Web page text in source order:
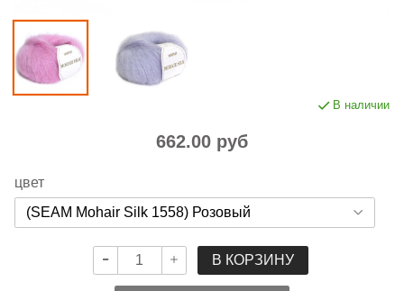
В наличии
662.00 руб
цвет
В КОРЗИНУ